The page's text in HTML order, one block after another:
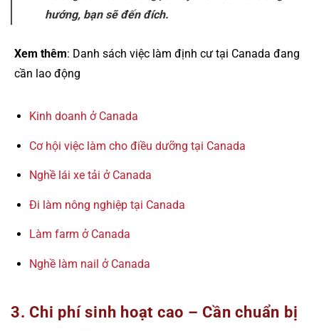
hướng, bạn sẽ đến đích.
Xem thêm: Danh sách việc làm định cư tại Canada đang
cần lao động
Kinh doanh ở Canada
Cơ hội việc làm cho điều dưỡng tại Canada
Nghề lái xe tải ở Canada
Đi làm nông nghiệp tại Canada
Làm farm ở Canada
Nghề làm nail ở Canada
3. Chi phí sinh hoạt cao – Cần chuẩn bị